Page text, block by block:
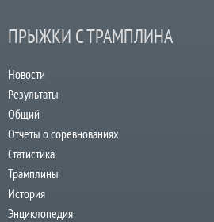
ПРЫЖКИ С ТРАМПЛИНА
Новости
Результаты
Общий
Отчеты о соревнованиях
Статистика
Трамплины
История
Энциклопедия